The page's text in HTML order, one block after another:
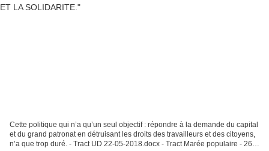
Cette politique qui n’a qu’un seul objectif : répondre à la demande du capital
et du grand patronat en détruisant les droits des travailleurs et des citoyens,
n’a que trop duré. - Tract UD 22-05-2018.docx - Tract Marée populaire - 26